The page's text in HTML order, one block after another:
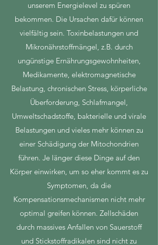
unserem Energielevel zu spüren
bekommen. Die Ursachen dafür können
vielfältig sein. Toxinbelastungen und
Mikronährstoffmängel, z.B. durch
ungünstige Ernährungsgewohnheiten,
Medikamente, elektromagnetische
Belastung, chronischen Stress, körperliche
Überforderung, Schlafmangel,
Umweltschadstoffe, bakterielle und virale
Belastungen und vieles mehr können zu
einer Schädigung der Mitochondrien
führen. Je länger diese Dinge auf den
Körper einwirken, um so eher kommt es zu
Symptomen, da die
Kompensationsmechanismen nicht mehr
optimal greifen können. Zellschäden
durch massives Anfallen von Sauerstoff
und Stickstoffradikalen sind nicht zu